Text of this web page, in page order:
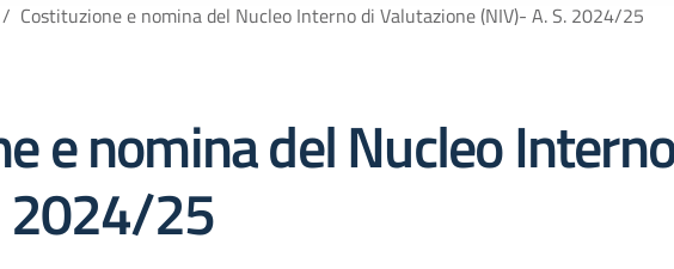
Costituzione e nomina del Nucleo Interno di Valutazione (NIV)- A. S. 2024/25
e nomina del Nucleo
2024/25